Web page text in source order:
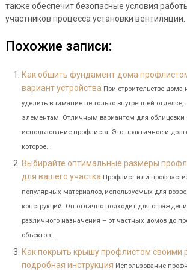
также обеспечит безопасные условия
участников процесса установки вентиляции.
Похожие записи:
Как обшить фундамент дома
вариант устройства При строительстве
уделить внимание не только внутренней
элементам. Отличным вариантом для облицовки
использование профлиста. Это практичное и
которое...
Выбирайте оптимальные размеры
для вашего участка Профлист или
популярных материалов, используемых для
конструкций. Он отлично подходит для
различного назначения – от частных домов до
объектов....
Как покрыть крышу профлистом своими
подробная инструкция Использование